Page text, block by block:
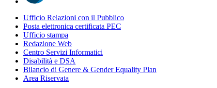
Ufficio Relazioni con il Pubblico
Posta elettronica certificata PEC
Ufficio stampa
Redazione Web
Centro Servizi Informatici
Disabilità e DSA
Bilancio di Genere & Gender Equality Plan
Area Riservata